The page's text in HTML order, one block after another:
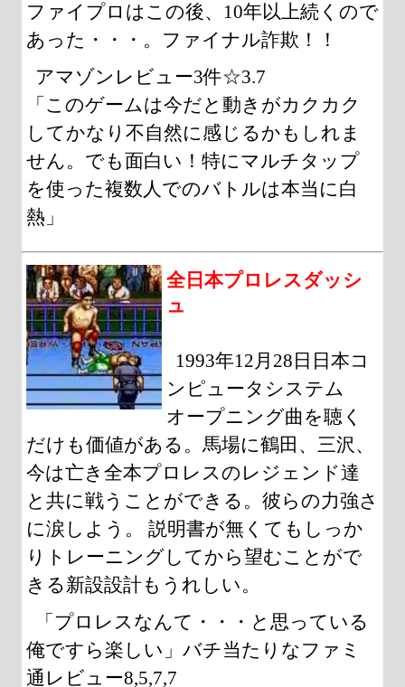
ファイプロはこの後、10年以上続くので
あった・・・。ファイナル詐欺！！
アマゾンレビュー3件☆3.7
「このゲームは今だと動きがカクカク
してかなり不自然に感じるかもしれま
せん。でも面白い！特にマルチタップ
を使った複数人でのバトルは本当に白
熱」
全日本プロレスダッシ
ュ
1993年12月28日日本コ
ンピュータシステム
オープニング曲を聴く
だけも価値がある。馬場に鶴田、三沢、
今は亡き全本プロレスのレジェンド達
と共に戦うことができる。彼らの力強さ
に涙しよう。 説明書が無くてもしっか
りトレーニングしてから望むことがで
きる新設設計もうれしい。
「プロレスなんて・・・と思っている
俺ですら楽しい」バチ当たりなファミ
通レビュー8,5,7,7